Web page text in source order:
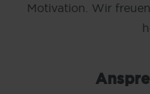
Motivation. Wir